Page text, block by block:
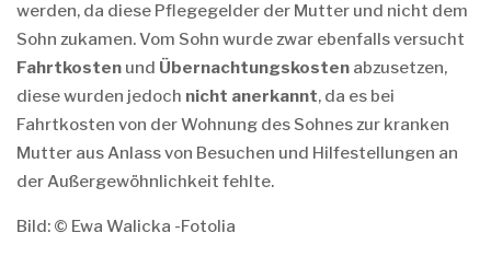
werden, da diese Pflegegelder der Mutter und nicht dem
Sohn zukamen. Vom Sohn wurde zwar ebenfalls versucht
Fahrtkosten und Übernachtungskosten abzusetzen,
diese wurden jedoch nicht anerkannt, da es bei
Fahrtkosten von der Wohnung des Sohnes zur kranken
Mutter aus Anlass von Besuchen und Hilfestellungen an
der Außergewöhnlichkeit fehlte.
Bild: © Ewa Walicka -Fotolia